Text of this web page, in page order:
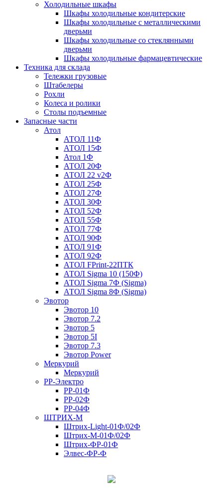
Холодильные шкафы
Шкафы холодильные кондитерские
Шкафы холодильные с металлическими
дверьми
Шкафы холодильные со стеклянными
дверьми
Шкафы холодильные фармацевтические
Техника для склада
Тележки грузовые
Штабелеры
Рохли
Колеса и ролики
Столы подъемные
Запасные части
Атол
АТОЛ 11Ф
АТОЛ 15Ф
Атол 1Ф
АТОЛ 20Ф
АТОЛ 22 v2Ф
АТОЛ 25Ф
АТОЛ 27Ф
АТОЛ 30Ф
АТОЛ 52Ф
АТОЛ 55Ф
АТОЛ 77Ф
АТОЛ 90Ф
АТОЛ 91Ф
АТОЛ 92Ф
АТОЛ FPrint-22ПТК
АТОЛ Sigma 10 (150Ф)
АТОЛ Sigma 7Ф (Sigma)
АТОЛ Sigma 8Ф (Sigma)
Эвотор
Эвотор 10
Эвотор 7.2
Эвотор 5
Эвотор 5I
Эвотор 7.3
Эвотор Power
Меркурий
Меркурий
РР-Электро
РР-01Ф
РР-02Ф
РР-04Ф
ШТРИХ-М
Штрих-Light-01Ф/02Ф
Штрих-М-01Ф/02Ф
Штрих-ФР-01Ф
Элвес-ФР-Ф